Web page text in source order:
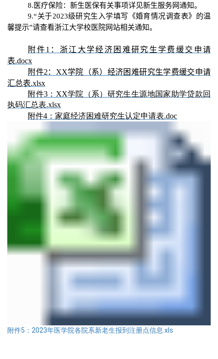
8. 医疗保险：新生医保有关事项详见新生服务网通知。
9.“关于2023级研究生入学填写《婚育情况调查表》的温
馨提示”请查看浙江大学校医院网站相关通知。
附件1：浙江大学经济困难研究生学费缓交申请
表.docx
附件2：XX学院（系）经济困难研究生学费缓交申请
汇总表.xlsx
附件3：XX学院（系）研究生生源地国家助学贷款回
执码汇总表.xlsx
附件4：家庭经济困难研究生认定申请表.doc
附件5：2023年医学院各院系新老生报到注册点信息.xls